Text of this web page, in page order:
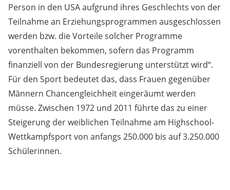
Person in den USA aufgrund ihres Geschlechts von der
Teilnahme an Erziehungsprogrammen ausgeschlossen
werden bzw. die Vorteile solcher Programme
vorenthalten bekommen, sofern das Programm
finanziell von der Bundesregierung unterstützt wird“.
Für den Sport bedeutet das, dass Frauen gegenüber
Männern Chancengleichheit eingeräumt werden
müsse. Zwischen 1972 und 2011 führte das zu einer
Steigerung der weiblichen Teilnahme am Highschool-
Wettkampfsport von anfangs 250.000 bis auf 3.250.000
Schülerinnen.